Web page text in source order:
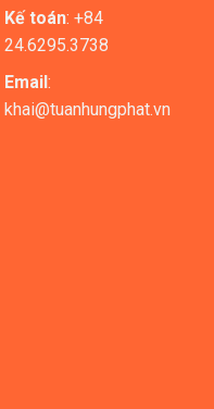
Kế toán: +84
24.6295.3738
Email :
khai@tuanhungphat.vn